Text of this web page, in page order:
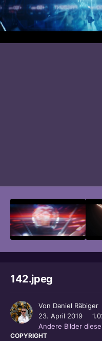
142.jpeg
Von Daniel Räbiger
23. April 2019
Andere Bilder
COPYRIGHT